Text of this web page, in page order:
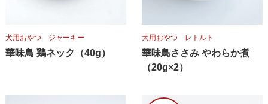
犬用おやつ ジャーキー
華味鳥 鶏ネック（40g）
犬用おやつ レトルト
華味鳥ささみ やわらか煮
（20g×2）